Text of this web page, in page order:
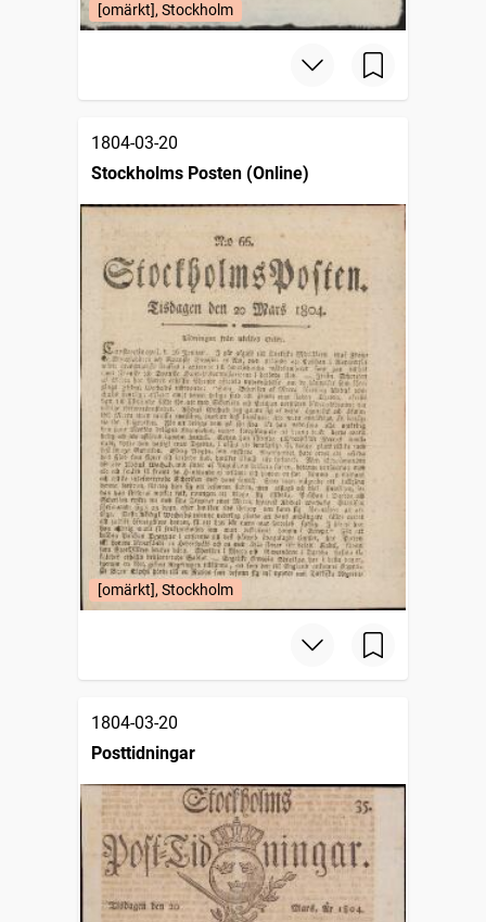
[omärkt], Stockholm
1804-03-20
Stockholms Posten (Online)
[omärkt], Stockholm
1804-03-20
Posttidningar